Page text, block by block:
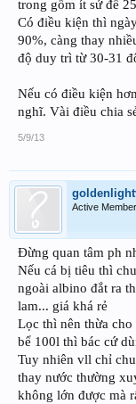
trong gồm ít sứ để
Có điều kiện thì
90%, càng thay
độ duy trì từ 30-31
Nếu có điều kiện
nghĩ. Vài điều chia
5/9/13
Active Member
Đừng quan tâm ph
Nếu cá bị tiêu thì
ngoài albino đắt ra
lam... giá khá rẻ
Lọc thì nên thừa
bể 100l thì bác cứ
Tuy nhiên vll chỉ
thay nước thường
không lớn được mà